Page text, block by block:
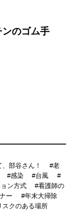
のゴム手
、部谷さん！
#老
#感染 #台風
#
ン方式
#看護師の
ー
#年末大掃除
スクのある場所